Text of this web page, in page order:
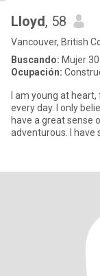
Lloyd, 58
Vancouver, British
Buscando: Mujer
Ocupación:
I am young at heart, fun
every day. I only
have a great sense
adventurous. I have